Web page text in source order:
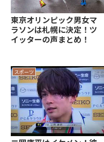
東京オリンピック男女マ
ラソンは札幌に決定！ツ
イッターの声まとめ！
スポーツ